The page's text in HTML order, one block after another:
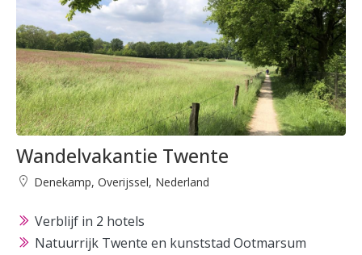
Wandelvakantie Twente
Denekamp, Overijssel, Nederland
Verblijf in 2 hotels
Natuurrijk Twente en kunststad Ootmarsum